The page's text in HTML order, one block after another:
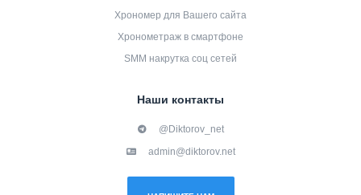
Хрономер для Вашего сайта
Хронометраж в смартфоне
SMM накрутка соц сетей
Наши контакты
@Diktorov_net
admin@diktorov.net